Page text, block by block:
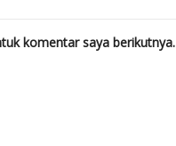
komentar saya berikutnya.